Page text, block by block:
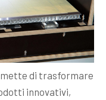
di trasformare
innovativi,